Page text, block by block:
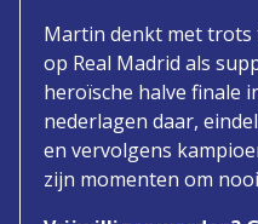
Martin denkt met
op Real Madrid als
heroïsche halve finale
nederlagen daar,
en vervolgens
zijn momenten om